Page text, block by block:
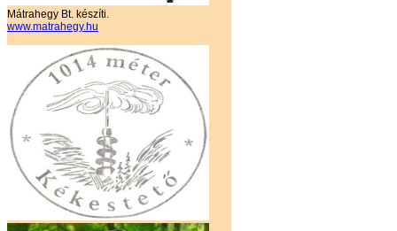
Mátrahegy Bt. készíti.
www.matrahegy.hu